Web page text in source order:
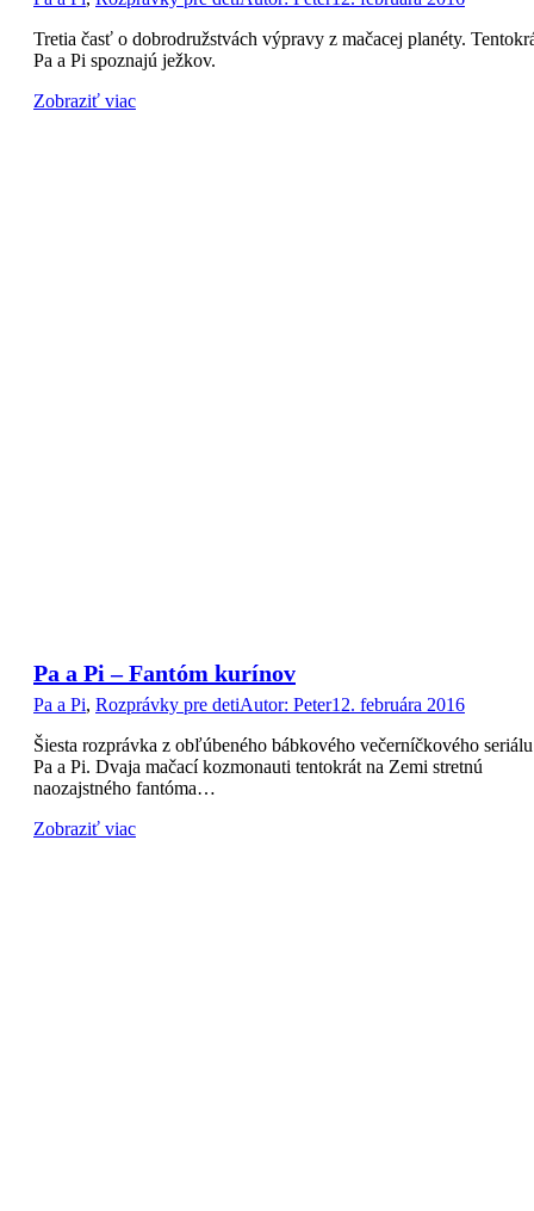
Tretia časť o dobrodružstvách výpravy z mačacej planéty.
Pa a Pi spoznajú ježkov.
Zobraziť viac
Pa a Pi – Fantóm kurínov
Pa a Pi, Rozprávky pre detiAutor: Peter12. februára 2016
Šiesta rozprávka z obľúbeného bábkového večerníčkového
Pa a Pi. Dvaja mačací kozmonauti tentokrát na Zemi stretnú
naozajstného fantóma…
Zobraziť viac